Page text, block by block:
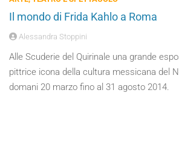
Il mondo di Frida Kahlo a Roma
Alessandra Stoppini
Alle Scuderie del Quirinale una grande
pittrice icona della cultura messicana del
domani 20 marzo fino al 31 agosto 2014.